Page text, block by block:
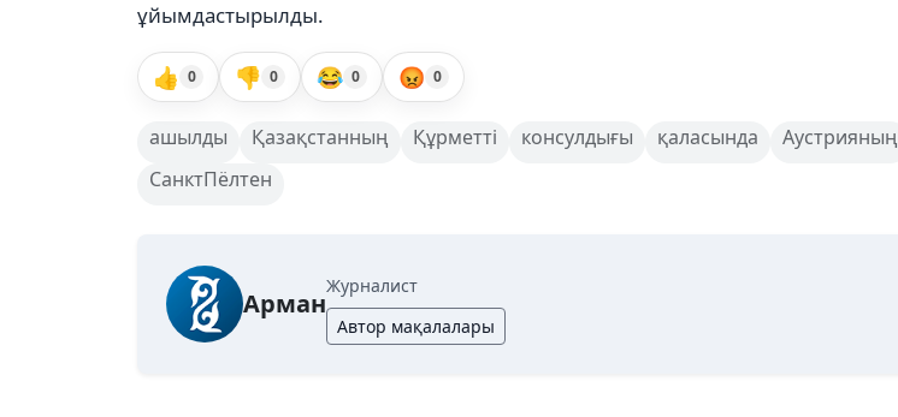
ұйымдастырылды.
👍 0 👎 0 😂 0 😡 0
ашылды Қазақстанның Құрметті консулдығы қаласында
Аустрияның
СанктПёлтен
Арман
Журналист
Автор мақалалары